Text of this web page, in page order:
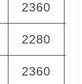
2360
2280
2360